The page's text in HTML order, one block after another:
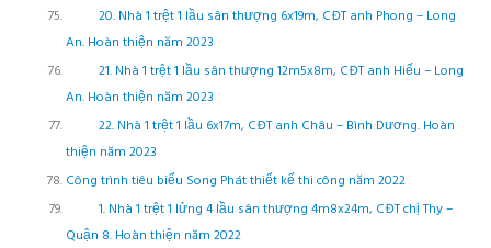
20. Nhà 1 trệt 1 lầu sân thượng 6x19m, CĐT anh Phong – Long
An. Hoàn thiện năm 2023
21. Nhà 1 trệt 1 lầu sân thượng 12m5x8m, CĐT anh Hiếu – Long
An. Hoàn thiện năm 2023
22. Nhà 1 trệt 1 lầu 6x17m, CĐT anh Châu – Bình Dương. Hoàn
thiện năm 2023
Công trình tiêu biểu Song Phát thiết kế thi công năm 2022
1. Nhà 1 trệt 1 lửng 4 lầu sân thượng 4m8x24m, CĐT chị Thy –
Quận 8. Hoàn thiện năm 2022